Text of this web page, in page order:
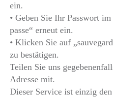
ein.
• Geben Sie Ihr Passwort
passe“ erneut ein.
• Klicken Sie auf
zu bestätigen.
Teilen Sie uns
Adresse mit.
Dieser Service ist einzig